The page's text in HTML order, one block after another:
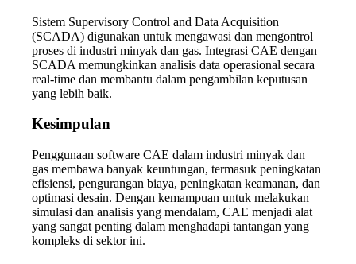
Sistem Supervisory Control and Data Acquisition
(SCADA) digunakan untuk mengawasi dan mengontrol
proses di industri minyak dan gas. Integrasi CAE dengan
SCADA memungkinkan analisis data operasional secara
real-time dan membantu dalam pengambilan keputusan
yang lebih baik.
Kesimpulan
Penggunaan software CAE dalam industri minyak dan
gas membawa banyak keuntungan, termasuk peningkatan
efisiensi, pengurangan biaya, peningkatan keamanan, dan
optimasi desain. Dengan kemampuan untuk melakukan
simulasi dan analisis yang mendalam, CAE menjadi alat
yang sangat penting dalam menghadapi tantangan yang
kompleks di sektor ini.